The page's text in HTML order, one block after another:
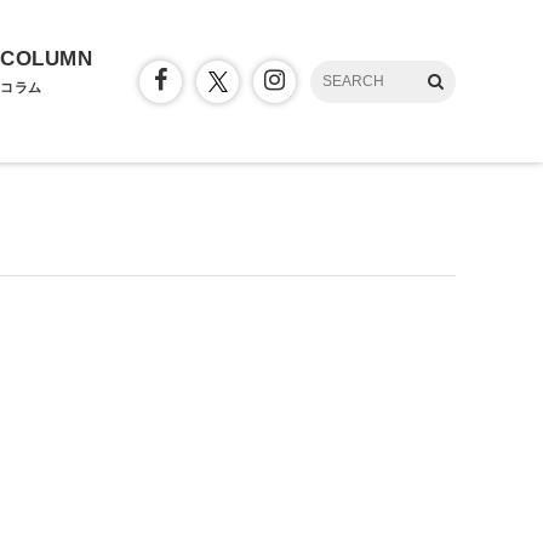
COLUMN
コラム